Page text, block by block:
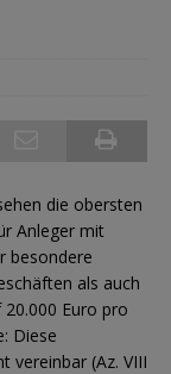
die obersten
Anleger mit
besondere
als auch
Euro pro
Diese
vereinbar (Az. VIII